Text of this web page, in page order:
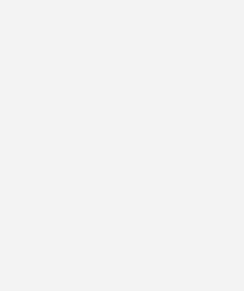
Gesamtkosten für den
bei der Schienenmontage
mit
sich unter dem Oberbegriff
gesamte Branche von zentraler